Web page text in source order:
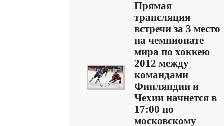
Прямая
трансляция
встречи за 3 место
на чемпионате
мира по хоккею
2012 между
командами
Финляндии и
Чехии начнется в
17:00 по
московскому